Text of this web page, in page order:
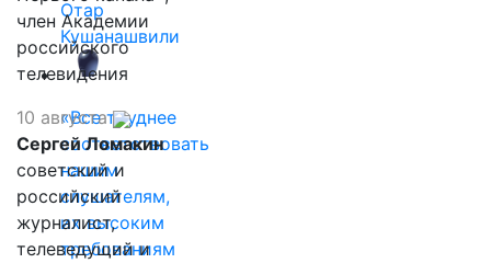
Отар
Кушанашвили
«Все труднее
соответствовать
нашим
слушателям,
их высоким
требованиям
член Академии
российского
телевидения
10 августа
Сергей Ломакин
советский и
российский
журналист,
телеведущий и